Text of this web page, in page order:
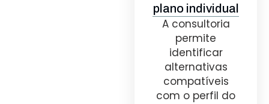
plano individual
A consultoria
permite
identificar
alternativas
compatíveis
com o perfil do